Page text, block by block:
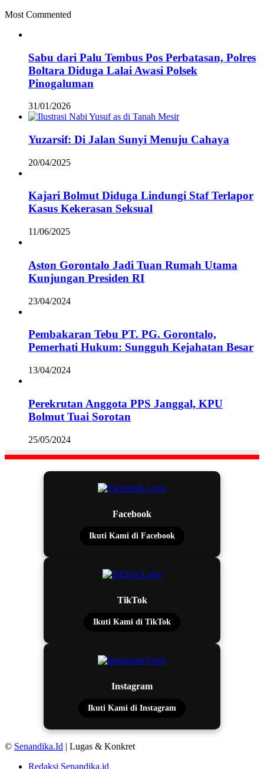
Most Commented
Sabu dari Palu Tembus Pos Perbatasan, Polres
Boltara Diduga Lalai Awasi Polsek
Pinogaluman
31/01/2026
Yuzarsif: Di Jalan Sunyi Menuju Cahaya
20/04/2025
Kajari Bolmut Diduga Lindungi Staf Terlapor
Kasus Kekerasan Seksual
11/06/2025
Aston Gorontalo Jadi Tuan Rumah Utama
Kunjungan Presiden RI
23/04/2024
Pembakaran Tebu PT. PG. Gorontalo,
Pemerhati Hukum: Sungguh Kejahatan Besar
13/04/2024
Perekrutan Anggota PPS Janggal, KPU
Bolmut Tuai Sorotan
25/05/2024
Facebook
Ikuti Kami di Facebook
TikTok
Ikuti Kami di TikTok
Instagram
Ikuti Kami di Instagram
© Senandika.Id | Lugas & Konkret
Redaksi Senandika.id